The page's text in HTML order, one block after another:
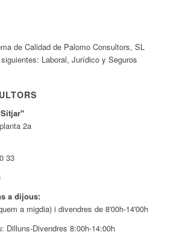
de Calidad de Palomo Consultors, SL
Laboral, Jurídico y Seguros
2a
33
a dijous:
a migdia) i divendres de 8'00h-14'00h
Dilluns-Divendres 8:00h-14:00h